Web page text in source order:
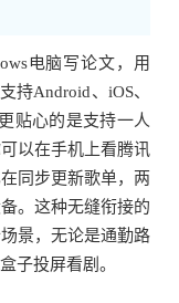
电脑写论文，用
持Android、iOS、
贴心的是支持一人
以在手机上看腾讯
同步更新歌单，两
。这种无缝衔接的
景，无论是通勤路
子投屏看剧。